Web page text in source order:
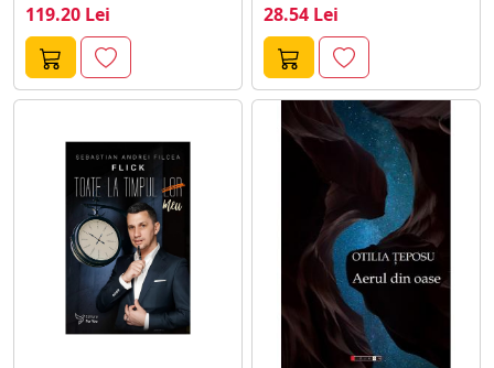
119.20 Lei 28.54 Lei